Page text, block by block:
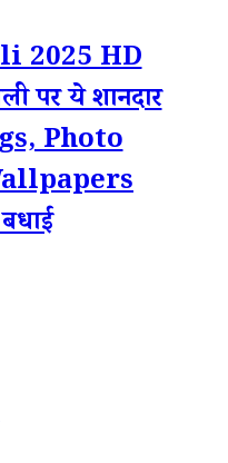
2025 HD
पर ये शानदार
Photo